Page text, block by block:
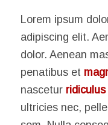
Lorem ipsum
adipiscing elit.
dolor. Aenean
penatibus et
nascetur ridiculus
ultricies nec,